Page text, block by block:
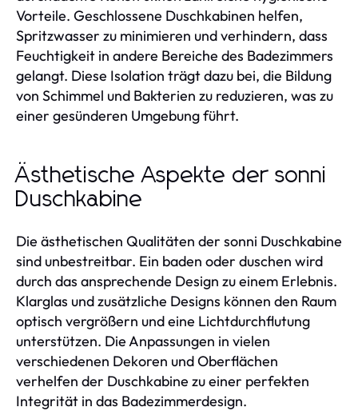
Vorteile. Geschlossene Duschkabinen helfen,
Spritzwasser zu minimieren und verhindern, dass
Feuchtigkeit in andere Bereiche des Badezimmers
gelangt. Diese Isolation trägt dazu bei, die Bildung
von Schimmel und Bakterien zu reduzieren, was zu
einer gesünderen Umgebung führt.
Ästhetische Aspekte der sonni
Duschkabine
Die ästhetischen Qualitäten der sonni Duschkabine
sind unbestreitbar. Ein baden oder duschen wird
durch das ansprechende Design zu einem Erlebnis.
Klarglas und zusätzliche Designs können den Raum
optisch vergrößern und eine Lichtdurchflutung
unterstützen. Die Anpassungen in vielen
verschiedenen Dekoren und Oberflächen
verhelfen der Duschkabine zu einer perfekten
Integrität in das Badezimmerdesign.